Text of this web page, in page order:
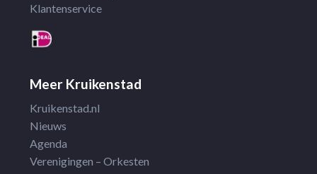
Klantenservice
Meer Kruikenstad
Kruikenstad.nl
Nieuws
Agenda
Verenigingen – Orkesten